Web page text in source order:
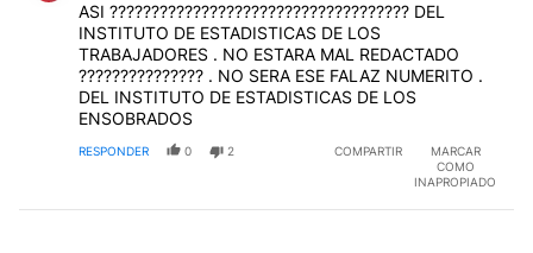
ASI ???????????????????????????????????? DEL
INSTITUTO DE ESTADISTICAS DE LOS
TRABAJADORES . NO ESTARA MAL REDACTADO
??????????????? . NO SERA ESE FALAZ NUMERITO .
DEL INSTITUTO DE ESTADISTICAS DE LOS
ENSOBRADOS
RESPONDER 0 2 COMPARTIR
MARCAR
COMO
INAPROPIADO